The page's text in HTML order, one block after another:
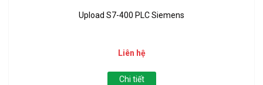
Upload S7-400 PLC Siemens
Liên hệ
Chi tiết